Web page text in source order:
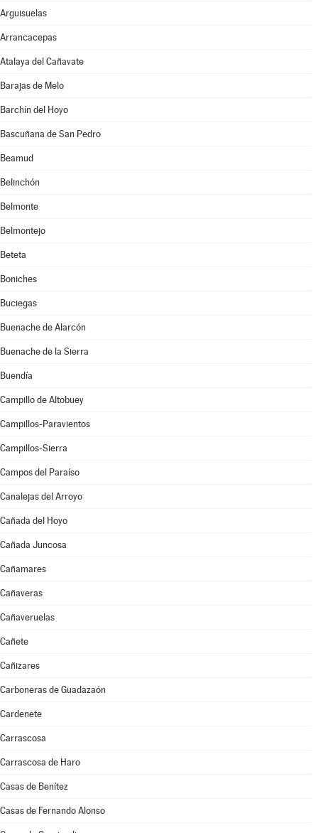
Arguisuelas
Arrancacepas
Atalaya del Cañavate
Barajas de Melo
Barchín del Hoyo
Bascuñana de San Pedro
Beamud
Belinchón
Belmonte
Belmontejo
Beteta
Boniches
Buciegas
Buenache de Alarcón
Buenache de la Sierra
Buendía
Campillo de Altobuey
Campillos-Paravientos
Campillos-Sierra
Campos del Paraíso
Canalejas del Arroyo
Cañada del Hoyo
Cañada Juncosa
Cañamares
Cañaveras
Cañaveruelas
Cañete
Cañizares
Carboneras de Guadazaón
Cardenete
Carrascosa
Carrascosa de Haro
Casas de Benítez
Casas de Fernando Alonso